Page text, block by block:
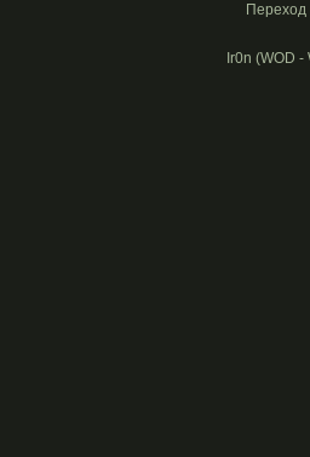
Переход
Ir0n (WOD